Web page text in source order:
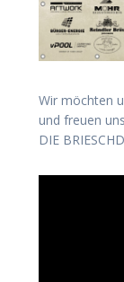
Wir möchten
und freuen
DIE